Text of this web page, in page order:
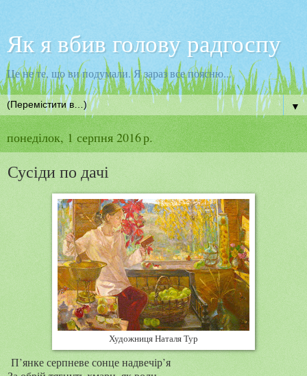
Як я вбив голову радгоспу
Це не те, що ви подумали. Я зараз все поясню...
▼
понеділок, 1 серпня 2016 р.
Сусіди по дачі
Художниця Наталя Тур
П’янке серпневе сонце надвечір’я